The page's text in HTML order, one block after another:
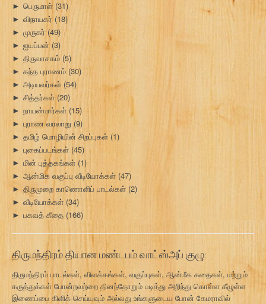
► பெருமாள் (31)
► விநாயகர் (18)
► முருகர் (49)
► ஐயப்பன் (3)
► திருவாசகம் (5)
► கந்த புராணம் (30)
► அடியவர்கள் (54)
► சித்தர்கள் (20)
► நாயன்மார்கள் (15)
► புராண வரலாறு (9)
► தமிழ் மொழியின் சிறப்புகள் (1)
► புகைப்படங்கள் (45)
► மின் புத்தகங்கள் (1)
► ஆன்மிக வகுப்பு வீடியோக்கள் (47)
► திருமுறை காணொளிப் பாடல்கள் (2)
► வீடியோக்கள் (34)
► பகவத் கீதை (166)
திருமந்திரம் தியான மண்டபம் வாட்ஸ்அப் குழு:
திருமந்திரம் பாடல்கள், விளக்கங்கள், வகுப்புகள், ஆன்மீக கதைகள், மற்றும்
கருத்துக்கள் போன்றவற்றை தினந்தோறும் படித்து அறிந்து கொள்ள கீழுள்ள
இணைப்பை கிளிக் செய்யவும் அல்லது உங்களுடைய போன் கேமராவில்